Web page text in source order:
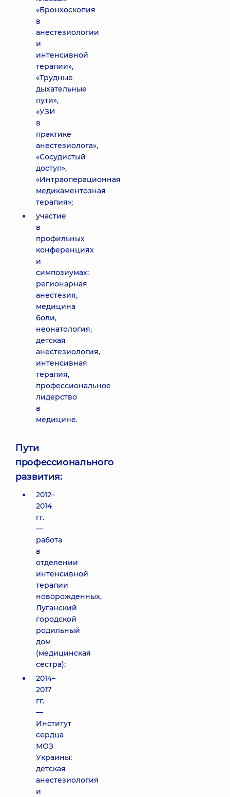
«Бронхоскопия
в
анестезиологии
и
интенсивной
терапии»,
«Трудные
дыхательные
пути»,
«УЗИ
в
практике
анестезиолога»,
«Сосудистый
доступ»,
«Интраоперационная
медикаментозная
терапия»;
участие
в
профильных
конференциях
и
симпозиумах:
регионарная
анестезия,
медицина
боли,
неонатология,
детская
анестезиология,
интенсивная
терапия,
профессиональное
лидерство
в
медицине.
Пути
профессионального
развития:
2012–
2014
гг.
—
работа
в
отделении
интенсивной
терапии
новорожденных,
Луганский
городской
родильный
дом
(медицинская
сестра);
2014–
2017
гг.
—
Институт
сердца
МОЗ
Украины:
детская
анестезиология
и